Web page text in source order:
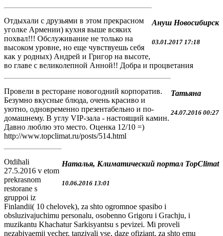
Ануш Новосибирск
03.01.2017 17:18
Отдыхали с друзьями в этом прекрасном
уголке Армении) кухня выше всяких
похвал!!! Обслуживание не только на
высоком уровне, но еще чувствуешь себя
как у родных) Андрей и Григор на высоте,
во главе с великолепной Анной!! Добра и процветания
Татьяна
24.07.2016 00:27
Провели в ресторане новогодний корпоратив.
Безумно вкусные блюда, очень красиво и
уютно, одновременно презентабельно и по-
домашнему. В углу VIP-зала - настоящий камин.
Давно люблю это место. Оценка 12/10 =)
http://www.topclimat.ru/posts/514.html
Наталья, Климатический портал TopClimat
10.06.2016 13:01
Otdihali
27.5.2016 v etom
prekrasnom
restorane s
gruppoi iz
Finlandii( 10 chelovek), za shto ogromnoe spasibo i
obsluzivajuchimu personalu, osobenno Grigoru i Grachju, i
muzikantu Khachatur Sarkisyantsu s pevizei. Mi proveli
nezabivaemij vecher, tanzivali vse, daze ofiziant, za shto emu